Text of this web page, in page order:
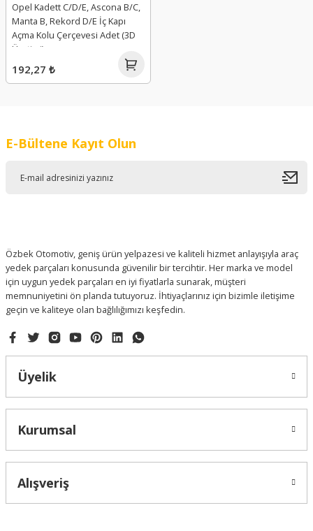
Opel Kadett C/D/E, Ascona B/C,
Manta B, Rekord D/E İç Kapı
Açma Kolu Çerçevesi Adet (3D
Üretimi)
192,27 ₺
E-Bültene Kayıt Olun
Özbek Otomotiv, geniş ürün yelpazesi ve kaliteli hizmet anlayışıyla araç
yedek parçaları konusunda güvenilir bir tercihtir. Her marka ve model
için uygun yedek parçaları en iyi fiyatlarla sunarak, müşteri
memnuniyetini ön planda tutuyoruz. İhtiyaçlarınız için bizimle iletişime
geçin ve kaliteye olan bağlılığımızı keşfedin.
Üyelik
Kurumsal
Alışveriş